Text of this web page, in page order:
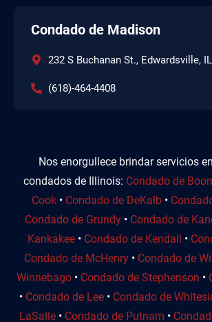
Condado de Madison
232 S Buchanan St., Edwardsville,
(618)-464-4408
Nos enorgullece brindar servicios
condados de Illinois: Condado de
Cook • Condado de DeKalb •
Condado de Grundy • Condado de
Kankakee• Condado de Kendall •
Condado de McHenry • Condado de
Winnebago • Condado de Stephenson •
• Condado de Lee • Condado de
LaSalle • Condado de Putnam •